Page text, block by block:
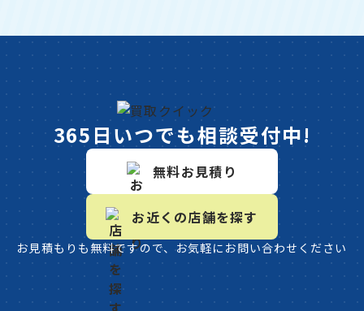
365日いつでも相談受付中!
無料お見積り
お近くの店舗を探す
お見積もりも無料ですので、お気軽にお問い合わせください